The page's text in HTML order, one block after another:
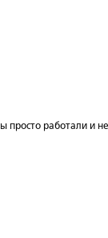
просто работали и